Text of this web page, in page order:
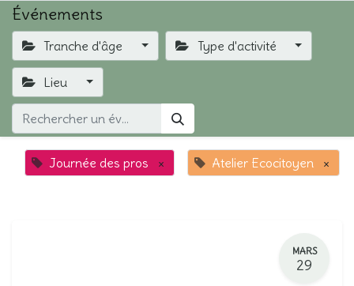
Événements
Tranche d'âge Type d'activité
Lieu
Journée des pros × Atelier Ecocitoyen ×
MARS
29